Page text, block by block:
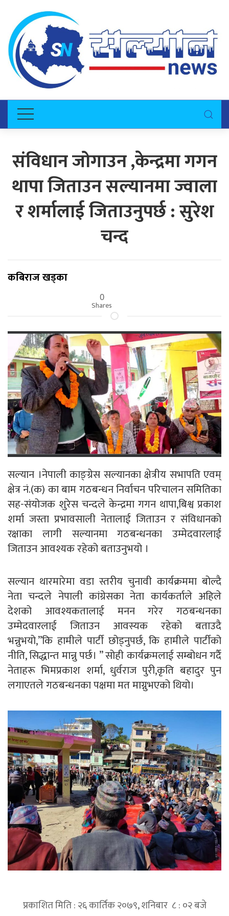
संविधान जोगाउन ,केन्द्रमा गगन
थापा जिताउन सल्यानमा ज्वाला
र शर्मालाई जिताउनुपर्छ : सुरेश
चन्द
कबिराज खड्का
0
Shares
सल्यान ।नेपाली काङ्ग्रेस सल्यानका क्षेत्रीय सभापति एवम्
क्षेत्र नं.(क) का बाम गठबन्धन निर्वाचन परिचालन समितिका
सह-संयोजक शुरेस चन्दले केन्द्रमा गगन थापा,बिश्व प्रकाश
शर्मा जस्ता प्रभावसाली नेतालाई जिताउन र संविधानको
रक्षाका लागी सल्यानमा गठबन्धनका उम्मेदवारलाई
जिताउन आवश्यक रहेको बताउनुभयो ।
सल्यान थारमारेमा वडा स्तरीय चुनावी कार्यक्रममा बोल्दै
नेता चन्दले नेपाली कांग्रेसका नेता कार्यकर्ताले अहिले
देशको आवश्यकतालाई मनन गरेर गठबन्धनका
उम्मेदवारलाई जिताउन आवस्यक रहेको बताउदै
भन्नुभयो,”कि हामीले पार्टी छोड्नुपर्छ, कि हामीले पार्टीको
नीति, सिद्धान्त मान्नु पर्छ। ” सोही कार्यक्रमलाई सम्बोधन गर्दै
नेताहरू भिमप्रकाश शर्मा, धुर्वराज पुरी,कृति बहादुर पुन
लगाएतले गठबन्धनका पक्षमा मत माग्नुभएको थियो।
प्रकाशित मिति : २६ कार्तिक २०७९, शनिबार ८ : ०२ बजे